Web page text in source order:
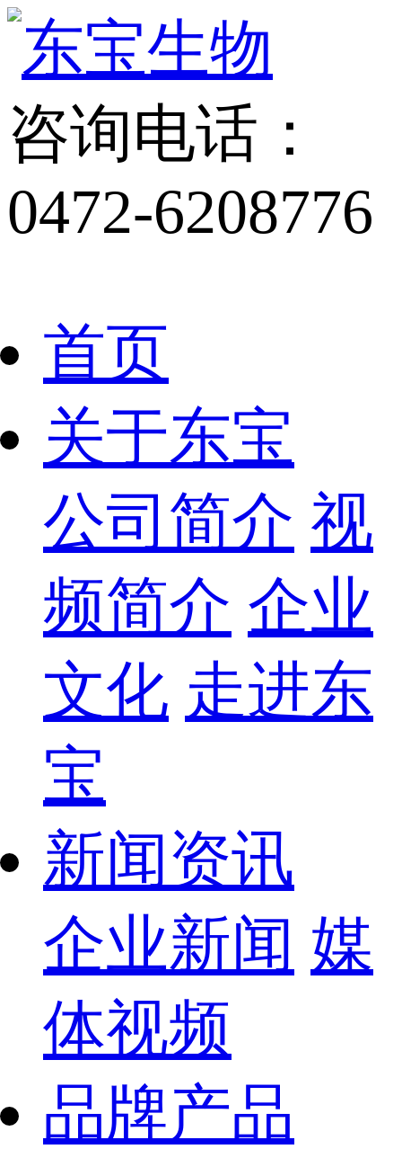
咨询电话：
0472-6208776
首页
关于东宝
公司简介 视
频简介 企业
文化 走进东
宝
新闻资讯
企业新闻 媒
体视频
品牌产品